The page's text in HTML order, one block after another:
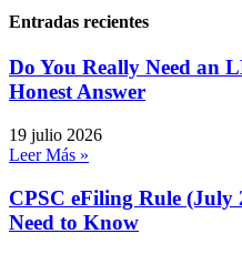
Entradas recientes
Do You Really Need an
Honest Answer
19 julio 2026
Leer Más »
CPSC eFiling Rule
Need to Know